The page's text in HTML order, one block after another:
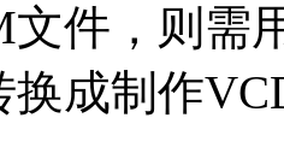
文件，则需
换成制作